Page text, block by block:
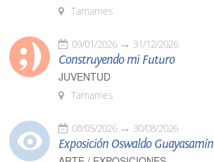
Tamames
09/01/2026 31/12/2026
Construyendo mi Futuro
JUVENTUD
Tamames
08/05/2026 30/08/2026
Exposición Oswaldo Guayasamín